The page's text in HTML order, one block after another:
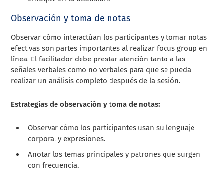
Observación y toma de notas
Observar cómo interactúan los participantes y tomar notas
efectivas son partes importantes al realizar focus group en
línea. El facilitador debe prestar atención tanto a las
señales verbales como no verbales para que se pueda
realizar un análisis completo después de la sesión.
Estrategias de observación y toma de notas:
Observar cómo los participantes usan su lenguaje
corporal y expresiones.
Anotar los temas principales y patrones que surgen
con frecuencia.